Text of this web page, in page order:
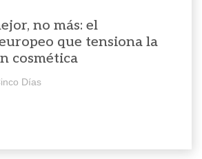
no más: el
que tensiona la
cosmética
Días